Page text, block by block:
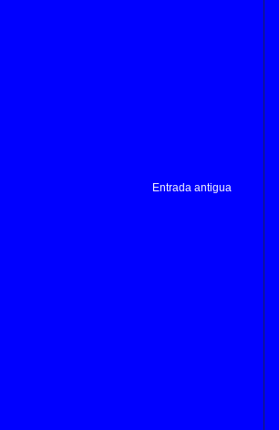
Entrada antigua